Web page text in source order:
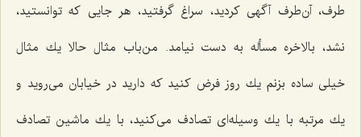
طرف، آن‌طرف آگهی كردید، سراغ گرفتید، هر جایی كه توانستید،
نشد، بالاخره مسأله به دست نیامد. من‌باب مثال حالا یك مثال
خیلی ساده بزنم یك روز فرض كنید كه دارید در خیابان می‌روید و
یك مرتبه با یك وسیله‌ای تصادف می‌كنید، با یك ماشین تصادف